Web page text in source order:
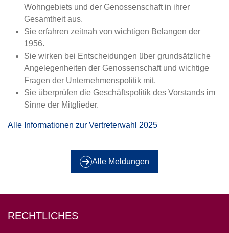
Wohngebiets und der Genossenschaft in ihrer
Gesamtheit aus.
Sie erfahren zeitnah von wichtigen Belangen der
1956.
Sie wirken bei Entscheidungen über grundsätzliche
Angelegenheiten der Genossenschaft und wichtige
Fragen der Unternehmenspolitik mit.
Sie überprüfen die Geschäftspolitik des Vorstands im
Sinne der Mitglieder.
Alle Informationen zur Vertreterwahl 2025
Alle Meldungen
RECHTLICHES